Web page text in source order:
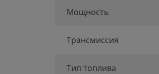
Мощность
Трансмиссия
Тип топлива